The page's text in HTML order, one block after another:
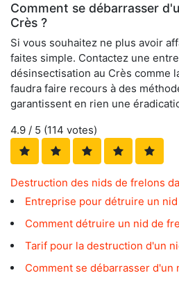
Comment se débarrasser
Crès ?
Si vous souhaitez ne plus avoir
faites simple. Contactez une
désinsectisation au Crès comme
faudra faire recours à des
garantissent en rien une
4.9 / 5 (114 votes)
Destruction des nids de frelons
Entreprise pour détruire un
Comment détruire un nid de
Tarif pour la destruction d'un
Comment se débarrasser d'un